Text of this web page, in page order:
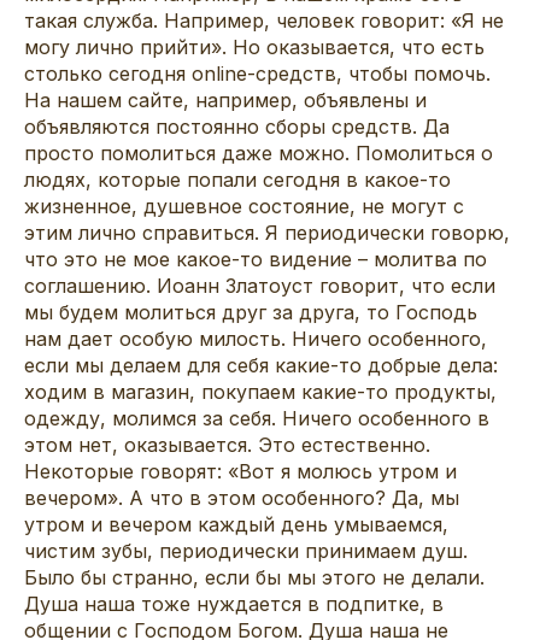
такая служба. Например, человек говорит: «Я не
могу лично прийти». Но оказывается, что есть
столько сегодня online-средств, чтобы помочь.
На нашем сайте, например, объявлены и
объявляются постоянно сборы средств. Да
просто помолиться даже можно. Помолиться о
людях, которые попали сегодня в какое-то
жизненное, душевное состояние, не могут с
этим лично справиться. Я периодически говорю,
что это не мое какое-то видение – молитва по
соглашению. Иоанн Златоуст говорит, что если
мы будем молиться друг за друга, то Господь
нам дает особую милость. Ничего особенного,
если мы делаем для себя какие-то добрые дела:
ходим в магазин, покупаем какие-то продукты,
одежду, молимся за себя. Ничего особенного в
этом нет, оказывается. Это естественно.
Некоторые говорят: «Вот я молюсь утром и
вечером». А что в этом особенного? Да, мы
утром и вечером каждый день умываемся,
чистим зубы, периодически принимаем душ.
Было бы странно, если бы мы этого не делали.
Душа наша тоже нуждается в подпитке, в
общении с Господом Богом. Душа наша не